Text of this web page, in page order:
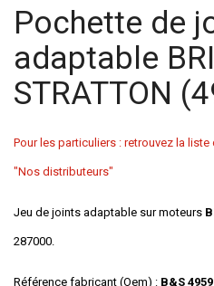
Pochette de
adaptable
STRATTON
Pour les particuliers : retrouvez la
"Nos distributeurs"
Jeu de joints adaptable sur moteurs
287000.
Référence fabricant (Oem) : B&S